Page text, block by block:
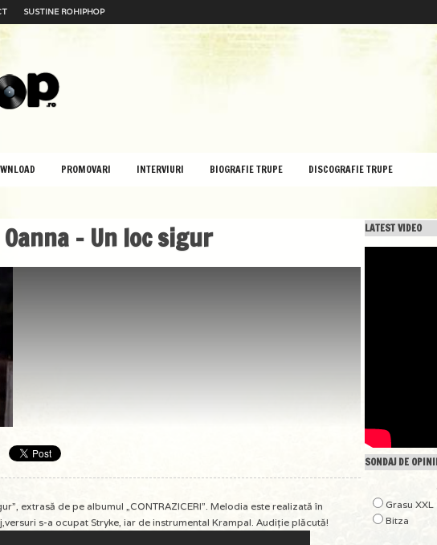
SUSTINE ROHIPHOP
PROMOVARI INTERVIURI BIOGRAFIE TRUPE DISCOGRAFIE TRUPE
– Un loc sigur
extrasă de pe albumul „CONTRAZICERI”. Melodia este realizată în
s-a ocupat Stryke, iar de instrumental Krampal. Audiţie plăcută!
LATEST VIDEO
SONDAJ DE
Grasu XXL
Bitza